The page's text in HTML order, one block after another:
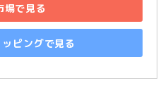
場で見る
ピングで見る